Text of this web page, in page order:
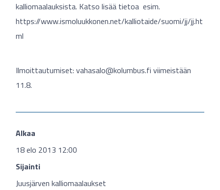
kalliomaalauksista. Katso lisää tietoa esim.
https://www.ismoluukkonen.net/kalliotaide/suomi/jj/jj.ht
ml
Ilmoittautumiset:vahasalo@kolumbus.fi viimeistään
11.8.
Alkaa
18 elo 2013 12:00
Sijainti
Juusjärven kalliomaalaukset